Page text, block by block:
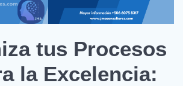
tus Procesos
la Excelencia: